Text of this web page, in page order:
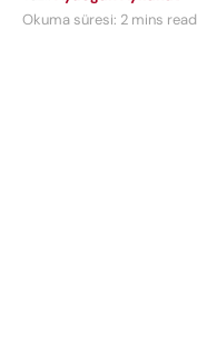
Okuma süresi: 2 mins read